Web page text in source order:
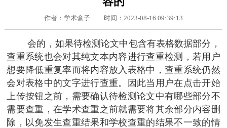
作者：学术盒子 时间：2023-08-16 09:39:13
会的，如果待检测论文中包含有表格数据部分，
查重系统也会对其纯文本内容进行查重检测，若用户
想要降低重复率而将内容放入表格中，查重系统仍然
会对表格中的文字进行查重。因此当用户在点击开始
上传按钮之前，需要确认待检测论文中有哪些部分不
需要查重，在学术查重之前就需要将其余部分内容删
除，以免发生查重结果和学校查重的结果不一致的情